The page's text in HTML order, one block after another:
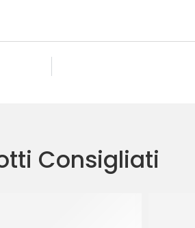
Consigliati